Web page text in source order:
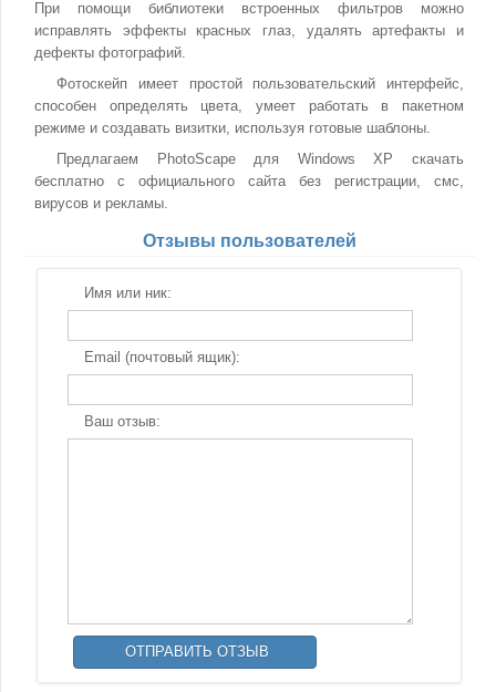
При помощи библиотеки встроенных фильтров можно
исправлять эффекты красных глаз, удалять артефакты и
дефекты фотографий.
Фотоскейп имеет простой пользовательский интерфейс,
способен определять цвета, умеет работать в пакетном
режиме и создавать визитки, используя готовые шаблоны.
Предлагаем PhotoScape для Windows XP скачать
бесплатно с официального сайта без регистрации, смс,
вирусов и рекламы.
Отзывы пользователей
Имя или ник:
Email (почтовый ящик):
Ваш отзыв: